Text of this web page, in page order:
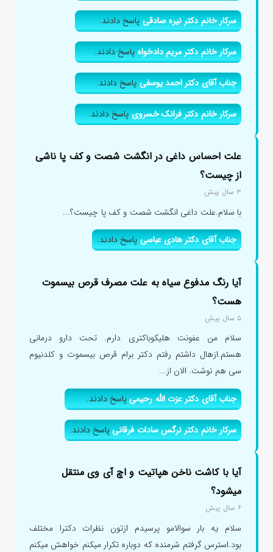
سرکار خانم دکتر نیره صادقیپاسخ دادند.
سرکار خانم دکتر مریم دادخواهپاسخ دادند.
جناب آقای دکتر احمد یوسفیپاسخ دادند.
سرکار خانم دکتر فرانک خسرویپاسخ دادند.
علت احساس داغی در انگشت شصت و کف پا ناشی
از چیست؟
۳ سال پیش
با سلام.علت داغی انگشت شصت و کف پا چیست؟...
جناب آقای دکتر هادی عباسیپاسخ دادند.
آیا رنگ مدفوع سیاه به علت مصرف قرص بیسموت
هست؟
۵ سال پیش
سلام من عفونت هلیکوباکتری دارم. تحت دارو درمانی
هستم.ازهال داشتم رفتم دکتر برام قرص بیسموت و کلدنیوم
سی هم نوشت. الان از...
جناب آقای دکتر عزت الله رحیمیپاسخ دادند.
سرکار خانم دکتر نرگس سادات فرقانیپاسخ دادند.
آیا با کاشت ناخن هپاتیت و اچ آی وی منتقل
میشود؟
۶ سال پیش
سلام یه بار سوالامو پرسیدم ازتون نظرات دکترا مختلف
بود.استرس گرفتم شرمنده که دوباره تکرار میکنم خواهش میکنم